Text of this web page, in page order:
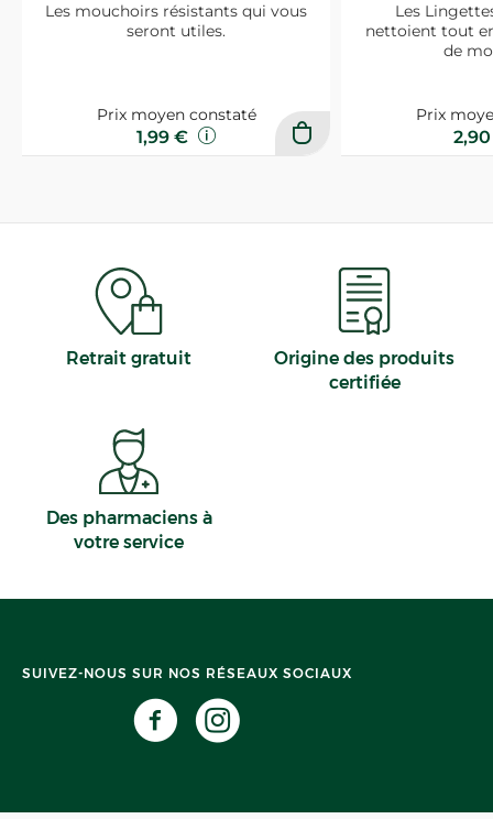
Les mouchoirs résistants qui vous
seront utiles.
Prix moyen constaté
1,99 €
Les
nettoient tout
de
Prix
Retrait gratuit
Origine des produits
certifiée
Des pharmaciens à
votre service
SUIVEZ-NOUS SUR NOS RÉSEAUX SOCIAUX